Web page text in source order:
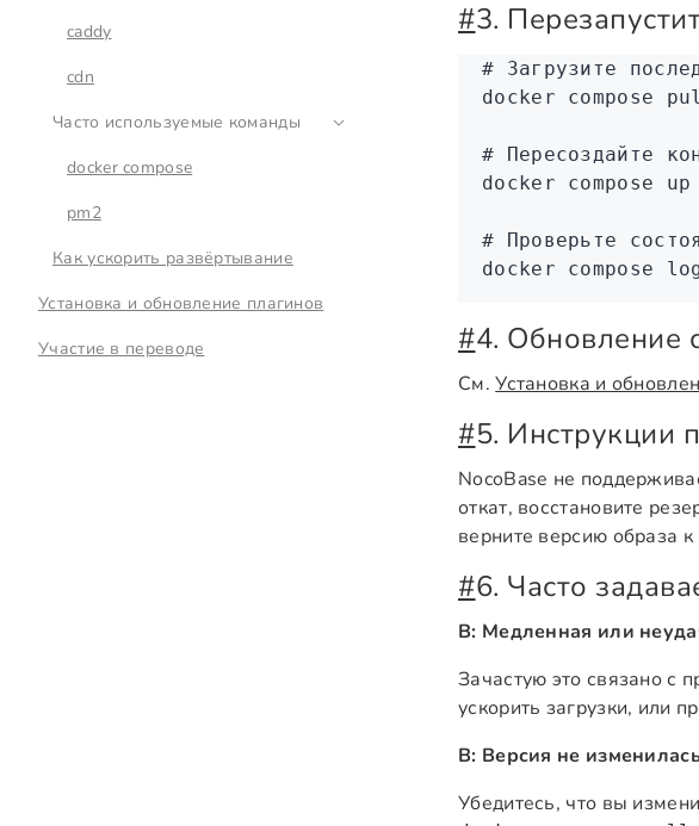
caddy
cdn
Часто используемые команды
docker compose
pm2
Как ускорить развёртывание
Установка и обновление плагинов
Участие в переводе
#3.
# Загрузите
docker compose
# Пересоздайте
docker compose up
# Проверьте
docker compose
#4. Обновление
См.Установка и
#5. Инструкции
NocoBase не
откат, восстановите
верните версию образа к
#6. Часто
В: Медленная или
Зачастую это связано с
ускорить загрузки, или
В: Версия не
Убедитесь, что вы